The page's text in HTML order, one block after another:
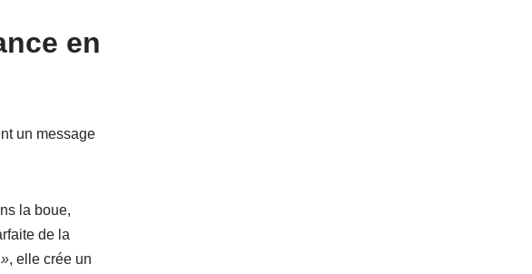
en
un message
la boue,
de la
, elle crée un